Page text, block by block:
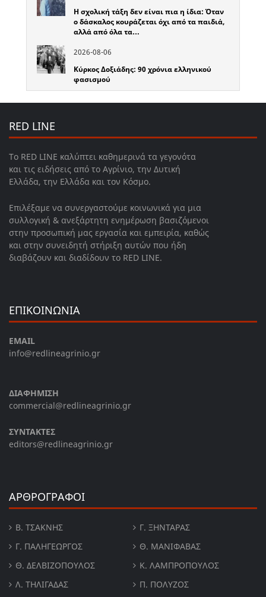
Η σχολική τάξη δεν είναι πια η ίδια: Όταν
ο δάσκαλος κουράζεται όχι από τα παιδιά,
αλλά από όλα τα…
2026-08-06
Κύρκος Δοξιάδης: 90 χρόνια ελληνικού
φασισμού
RED LINE
Το RED LINE καλύπτει καθημερινά τα γεγονότα
και τις ειδήσεις από το Αγρίνιο, την Δυτική
Ελλάδα, την Ελλάδα και τον Κόσμο.
Επιλέξαμε να συνεργαστούμε κοινωνικά για μια
συλλογική & ανεξάρτητη ενημέρωση βασιζόμενοι
στην προσωπική μας εργασία και εμπειρία, καθώς
και στην συνειδητή στήριξη αυτών που ήδη
διαβάζουν και διαδίδουν το RED LINE.
ΕΠΙΚΟΙΝΩΝΙΑ
EMAIL
info@redlineagrinio.gr
ΔΙΑΦΗΜΙΣΗ
commercial@redlineagrinio.gr
ΣΥΝΤΑΚΤΕΣ
editors@redlineagrinio.gr
ΑΡΘΡΟΓΡΑΦΟΙ
Β. ΤΣΆΚΝΗΣ
Γ. ΞΗΝΤΆΡΑΣ
Γ. ΠΑΛΗΓΕΏΡΓΟΣ
Θ. ΜΑΝΙΦΑΒΑΣ
Θ. ΔΕΛΒΙΖΌΠΟΥΛΟΣ
Κ. ΛΑΜΠΡΟΠΟΥΛΟΣ
Λ. ΤΗΛΙΓΑΔΑΣ
Π. ΠΟΛΎΖΟΣ